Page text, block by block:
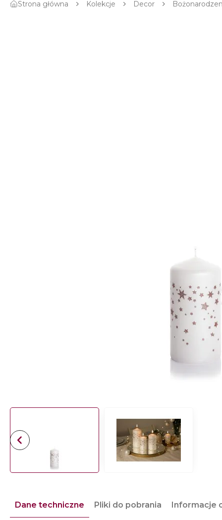
Strona główna Kolekcje Decor
Dane techniczne Pliki do pobrania Informacje